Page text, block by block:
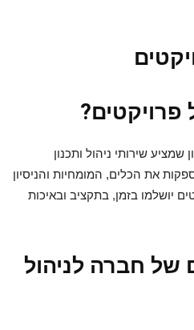
פרויקטים?
שמציע שירותי ניהול ותכנון
את הכלים, המומחיות והניסיון
יושלמו בזמן, בתקציב ובאיכות
של חברה לניהול